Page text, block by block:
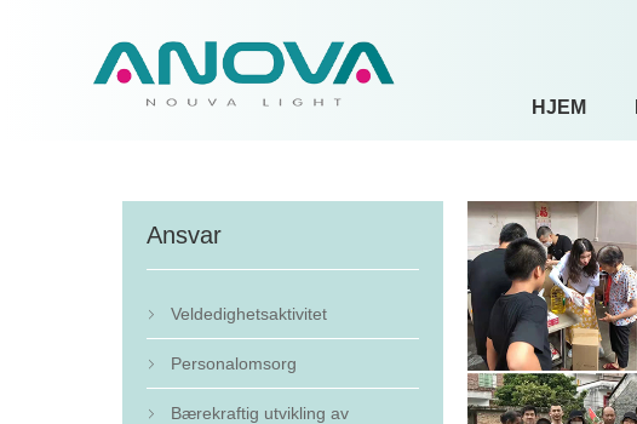
HJEM
Ansvar
 Veldedighetsaktivitet
 Personalomsorg

Bærekraftig utvikling av